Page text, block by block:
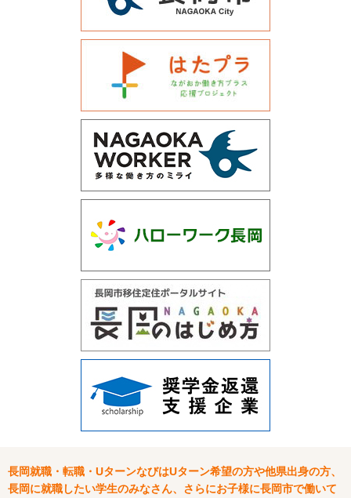
長岡就職・転職・UターンなびはUターン希望の方や他県出身の方、
長岡に就職したい学生のみなさん、さらにお子様に長岡市で働いて